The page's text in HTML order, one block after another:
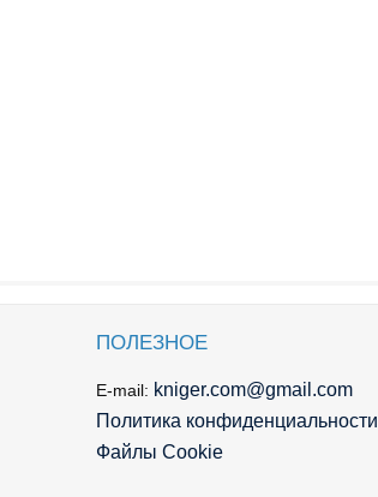
ПОЛЕЗНОЕ
E-mail: kniger.com@gmail.com
Политика конфиденциальности
Файлы Cookie